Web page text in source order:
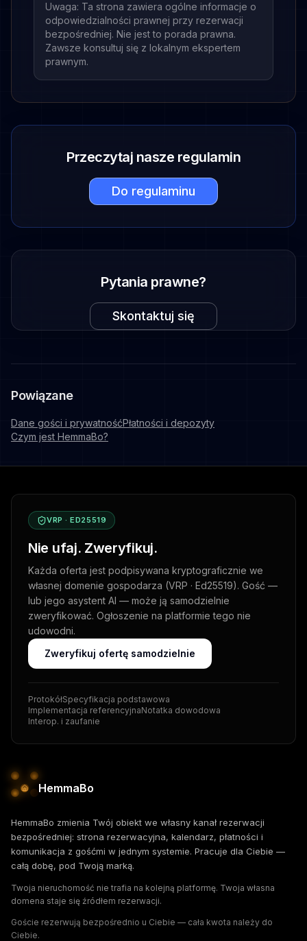
Uwaga: Ta strona zawiera ogólne informacje o
odpowiedzialności prawnej przy rezerwacji
bezpośredniej. Nie jest to porada prawna.
Zawsze konsultuj się z lokalnym ekspertem
prawnym.
Przeczytaj nasze regulamin
Do regulaminu
Pytania prawne?
Skontaktuj się
Powiązane
Dane gości i prywatnośćPłatności i depozyty
Czym jest HemmaBo?
VRP · ED25519
Nie ufaj. Zweryfikuj.
Każda oferta jest podpisywana kryptograficznie we
własnej domenie gospodarza (VRP · Ed25519). Gość —
lub jego asystent AI — może ją samodzielnie
zweryfikować. Ogłoszenie na platformie tego nie
udowodni.
Zweryfikuj ofertę samodzielnie
ProtokółSpecyfikacja podstawowa
Implementacja referencyjnaNotatka dowodowa
Interop. i zaufanie
HemmaBo
HemmaBo zmienia Twój obiekt we własny kanał rezerwacji
bezpośredniej: strona rezerwacyjna, kalendarz, płatności i
komunikacja z gośćmi w jednym systemie. Pracuje dla Ciebie —
całą dobę, pod Twoją marką.
Twoja nieruchomość nie trafia na kolejną platformę. Twoja własna
domena staje się źródłem rezerwacji.
Goście rezerwują bezpośrednio u Ciebie — cała kwota należy do
Ciebie.